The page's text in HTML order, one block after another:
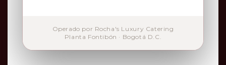
Operado por Rocha's Luxury Catering
Planta Fontibón · Bogotá D.C.